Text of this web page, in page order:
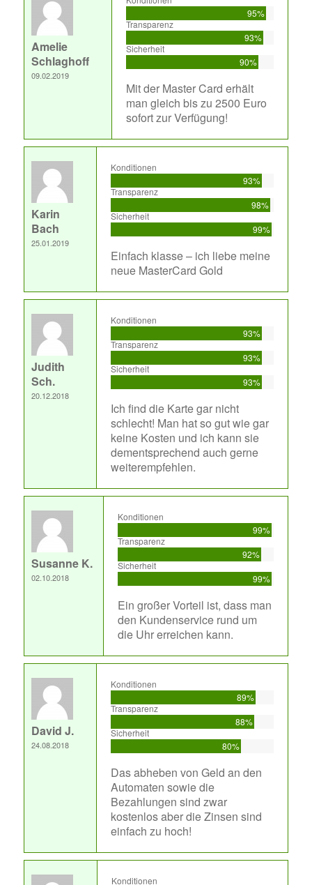
Amelie
Schlaghoff
09.02.2019
95%
Transparenz
93%
Sicherheit
90%
Mit der Master Card erhält
man gleich bis zu 2500 Euro
sofort zur Verfügung!
Karin
Bach
25.01.2019
Konditionen
93%
Transparenz
98%
Sicherheit
99%
Einfach klasse – ich liebe meine
neue MasterCard Gold
Judith
Sch.
20.12.2018
Konditionen
93%
Transparenz
93%
Sicherheit
93%
Ich find die Karte gar nicht
schlecht! Man hat so gut wie gar
keine Kosten und ich kann sie
dementsprechend auch gerne
weiterempfehlen.
Susanne K.
02.10.2018
Konditionen
99%
Transparenz
92%
Sicherheit
99%
Ein großer Vorteil ist, dass man
den Kundenservice rund um
die Uhr erreichen kann.
David J.
24.08.2018
Konditionen
89%
Transparenz
88%
Sicherheit
80%
Das abheben von Geld an den
Automaten sowie die
Bezahlungen sind zwar
kostenlos aber die Zinsen sind
einfach zu hoch!
Konditionen